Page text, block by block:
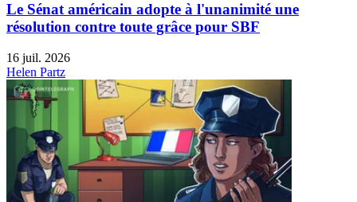
Le Sénat américain adopte à l'unanimité une
résolution contre toute grâce pour SBF
16 juil. 2026
Helen Partz